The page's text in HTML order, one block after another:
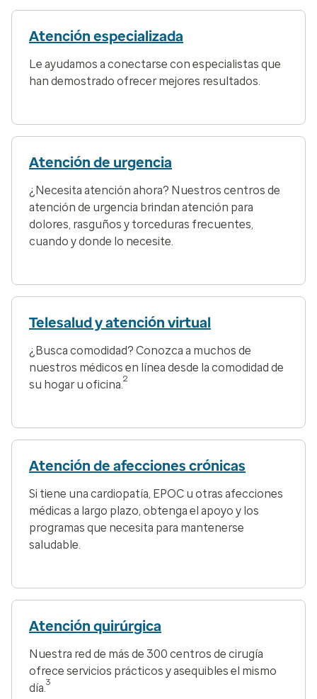
Atención especializada
Le ayudamos a conectarse con especialistas que
han demostrado ofrecer mejores resultados.
Atención de urgencia
¿Necesita atención ahora? Nuestros centros de
atención de urgencia brindan atención para
dolores, rasguños y torceduras frecuentes,
cuando y donde lo necesite.
Telesalud y atención virtual
¿Busca comodidad? Conozca a muchos de
nuestros médicos en línea desde la comodidad de
su hogar u oficina.2
Atención de afecciones crónicas
Si tiene una cardiopatía, EPOC u otras afecciones
médicas a largo plazo, obtenga el apoyo y los
programas que necesita para mantenerse
saludable.
Atención quirúrgica
Nuestra red de más de 300 centros de cirugía
ofrece servicios prácticos y asequibles el mismo
día.3